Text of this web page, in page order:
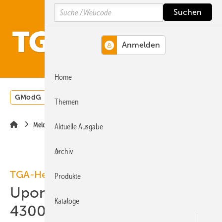
Hauptinhalt
Hauptmenü
SiteSearch
GModG Wärmepumpe
Meldungen
TGA-Hersteller
Uponor: PV-Module auf
4300 m
2 installieren
Search
Home
Themen
Aktuelle Ausgabe
Archiv
Produkte
Kataloge